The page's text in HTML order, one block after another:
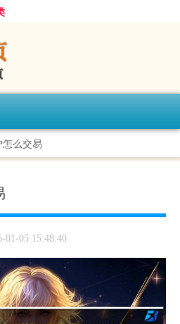
么交易
01-05 15:48:40